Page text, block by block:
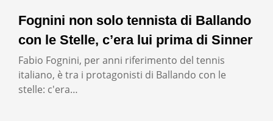
Fognini non solo tennista di Ballando
con le Stelle, c’era lui prima di Sinner
Fabio Fognini, per anni riferimento del tennis
italiano, è tra i protagonisti di Ballando con le
stelle: c'era…